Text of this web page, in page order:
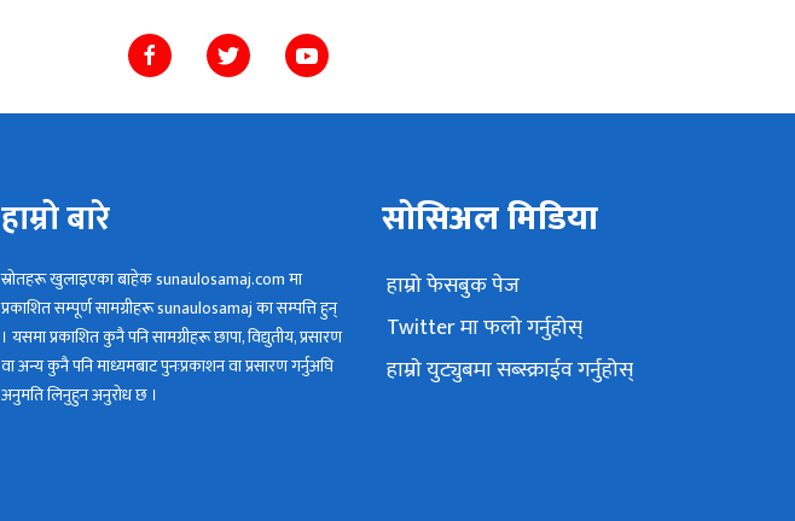
हाम्रो बारे
स्रोतहरू खुलाइएका बाहेक sunaulosamaj.com मा
प्रकाशित सम्पूर्ण सामग्रीहरू sunaulosamaj का सम्पत्ति हुन्
। यसमा प्रकाशित कुनै पनि सामग्रीहरू छापा, विद्युतीय, प्रसारण
वा अन्य कुनै पनि माध्यमबाट पुनःप्रकाशन वा प्रसारण गर्नुअघि
अनुमति लिनुहुन अनुरोध छ ।
सोसिअल मिडिया
हाम्रो फेसबुक पेज
Twitter मा फलो गर्नुहोस्
हाम्राे युट्युबमा सब्स्क्राईव गर्नुहोस्